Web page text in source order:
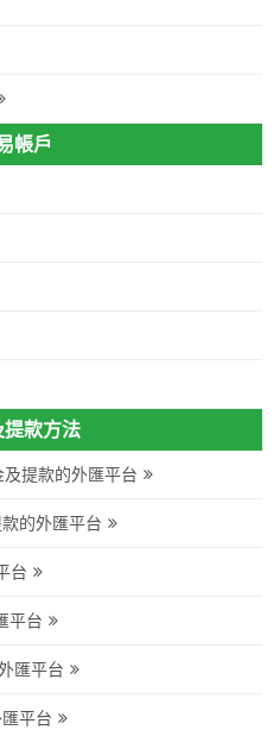
帳戶
提款方法
提款的外匯平台
的外匯平台
台
平台
匯平台
平台